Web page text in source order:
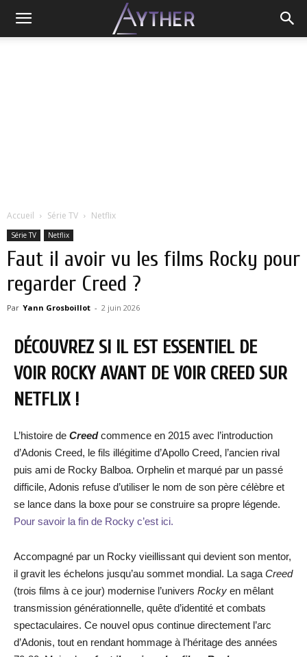
Accueil Série TV Netflix
Série TV Netflix
Faut il avoir vu les films Rocky pour
regarder Creed ?
Par Yann Grosboillot - 2 juin 2026
DÉCOUVREZ SI IL EST ESSENTIEL DE
VOIR ROCKY AVANT DE VOIR CREED SUR
NETFLIX !
L’histoire de Creed commence en 2015 avec l’introduction
d’Adonis Creed, le fils illégitime d’Apollo Creed, l’ancien rival
puis ami de Rocky Balboa. Orphelin et marqué par un passé
difficile, Adonis refuse d’utiliser le nom de son père célèbre et
se lance dans la boxe pour se construire sa propre légende.
Pour savoir la fin de Rocky c’est ici.
Accompagné par un Rocky vieillissant qui devient son mentor,
il gravit les échelons jusqu’au sommet mondial. La saga Creed
(trois films à ce jour) modernise l’univers Rocky en mêlant
transmission générationnelle, quête d’identité et combats
spectaculaires. Ce nouvel opus continue directement l’arc
d’Adonis, tout en rendant hommage à l’héritage des années